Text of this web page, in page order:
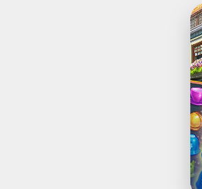
ア
イ
テ
ム
探
し
と
マ
ッ
チ
3
パ